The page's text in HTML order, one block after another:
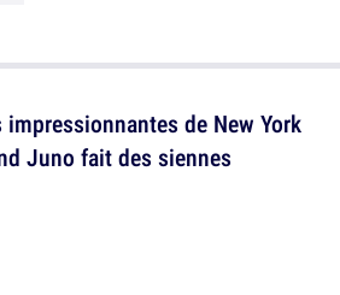
de New York
Juno fait des siennes